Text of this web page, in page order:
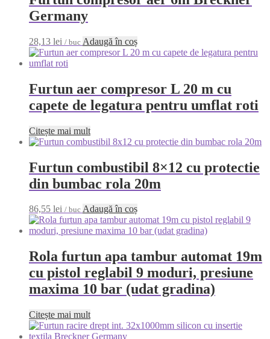
Germany
28,13 lei / buc Adaugă în coș
Furtun aer compresor L 20 m cu
capete de legatura pentru umflat roti
Citește mai mult
Furtun combustibil 8×12 cu protectie
din bumbac rola 20m
86,55 lei / buc Adaugă în coș
Rola furtun apa tambur automat 19m
cu pistol reglabil 9 moduri, presiune
maxima 10 bar (udat gradina)
Citește mai mult